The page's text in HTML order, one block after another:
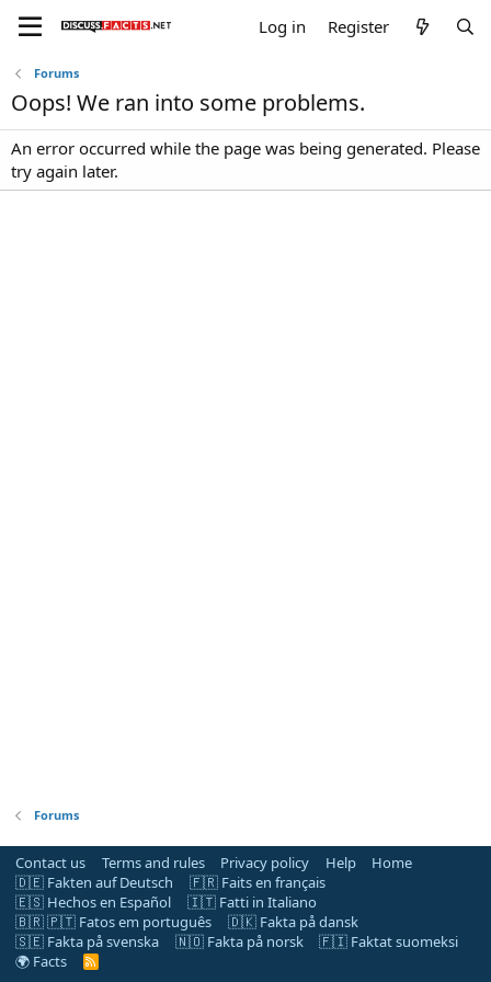
Log in Register
Forums
Oops! We ran into some problems.
An error occurred while the page was being generated. Please
try again later.
Forums
Contact us Terms and rules Privacy policy Help
Home
🇩🇪 Fakten auf Deutsch
🇫🇷 Faits en français
🇪🇸 Hechos en Español
🇮🇹 Fatti in Italiano
🇧🇷 🇵🇹 Fatos em português
🇩🇰 Fakta på dansk
🇸🇪 Fakta på svenska
🇳🇴 Fakta på norsk
🇫🇮 Faktat suomeksi
🌍 Facts
R